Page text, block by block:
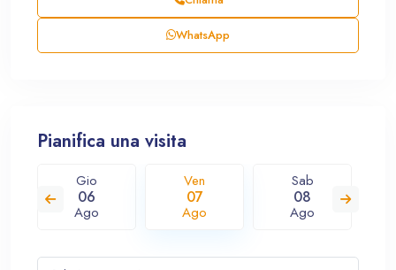
WhatsApp
Pianifica una visita
Gio
06
Ago
Ven
07
Ago
Sab
08
Ago